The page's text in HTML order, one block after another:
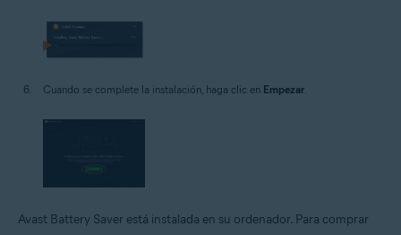
Cuando se complete la instalación, haga clic en Empezar
Avast Battery Saver está instalada en su ordenador. Para comprar